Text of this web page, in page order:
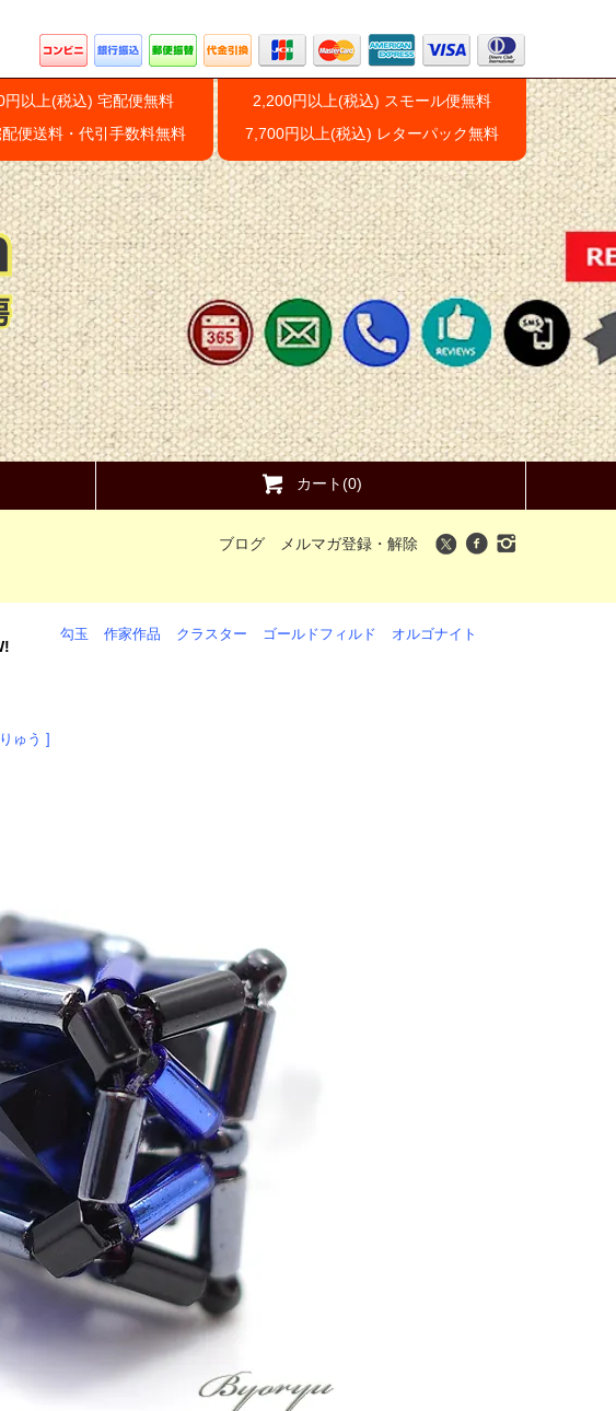
以上(税込) 宅配便無料
便送料・代引手数料無料
2,200円以上(税込) スモール便無料
7,700円以上(税込) レターパック無料
カート(0)
ブログ メルマガ登録・解除
勾玉 作家作品 クラスター ゴールドフィルド オルゴナイト
ゅう ]